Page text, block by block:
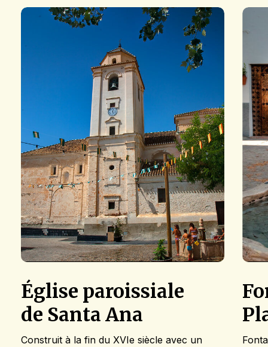
Église paroissiale
de Santa Ana
Construit à la fin du XVIe siècle avec un